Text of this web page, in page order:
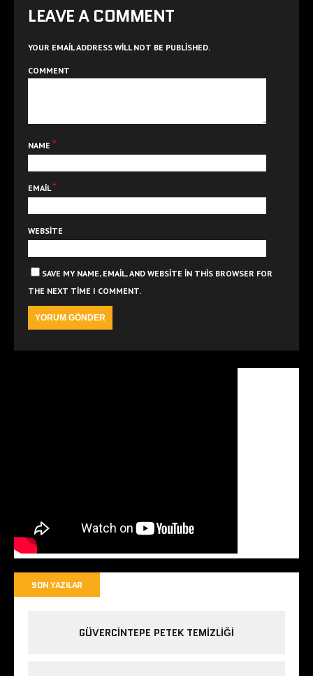
LEAVE A COMMENT
YOUR EMAIL ADDRESS WILL NOT BE PUBLISHED.
COMMENT
NAME *
EMAIL*
WEBSITE
SAVE MY NAME, EMAIL, AND WEBSITE IN THIS BROWSER FOR
THE NEXT TIME I COMMENT.
SON YAZILAR
GÜVERCINTEPE PETEK TEMIZLIĞI